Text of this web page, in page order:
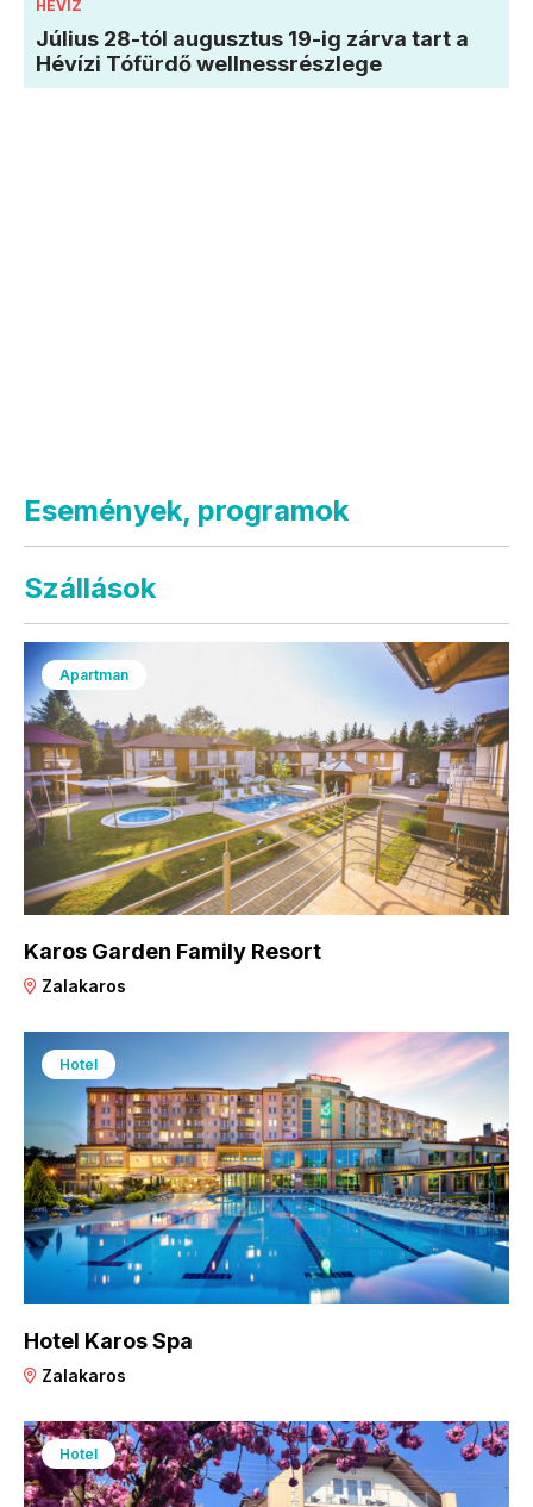
HÉVÍZ
Július 28-tól augusztus 19-ig zárva tart a
Hévízi Tófürdő wellnessrészlege
Események, programok
Szállások
Apartman
Karos Garden Family Resort
Zalakaros
Hotel
Hotel Karos Spa
Zalakaros
Hotel